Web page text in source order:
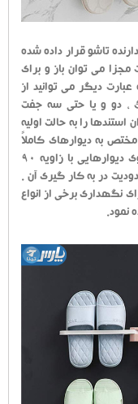
تاشو قرار داده شده
می توان باز و برای
دیگر می توانید از
، دو و یا حتی سه جفت
را به حالت اولیه
مختص به دیوارهای کاملاً
مسطح نمی باشد و شما می توانید از آن بر روی دیوارهایی با زاویه 90
در به کار گیری آن .
نگهداری برخی از انواع
نمود.